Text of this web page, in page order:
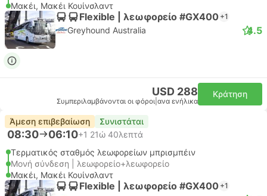
Μακέι, Μακέι Κουίνσλαντ
Flexible | λεωφορείο #GX400 +1
Greyhound Australia 4.5
USD 288
Συμπεριλαμβάνονται οι φόροι ανα ενήλικα
Κράτηση
Άμεση επιβεβαίωση Συνιστάται
08:30 06:10+1 21ώ 40λεπτά
Τερματικός σταθμός λεωφορείων μπρισμπέιν
Μονή σύνδεση | λεωφορείο+λεωφορείο
Μακέι, Μακέι Κουίνσλαντ
Flexible | λεωφορείο #GX400 +1